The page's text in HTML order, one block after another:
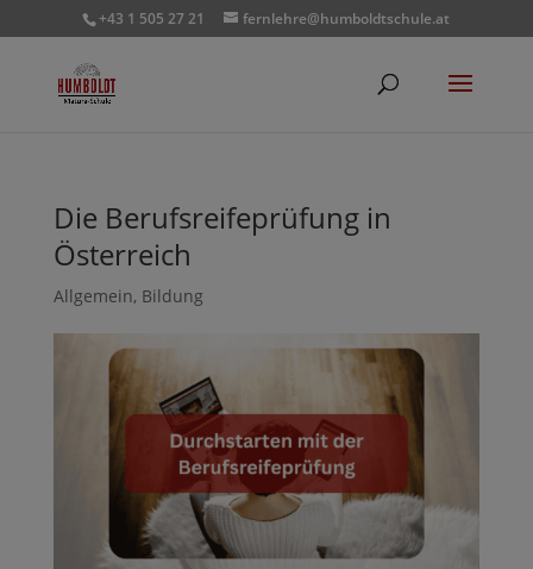
+43 1 505 27 21 fernlehre@humboldtschule.at
Die Berufsreifeprüfung in
Österreich
Allgemein, Bildung